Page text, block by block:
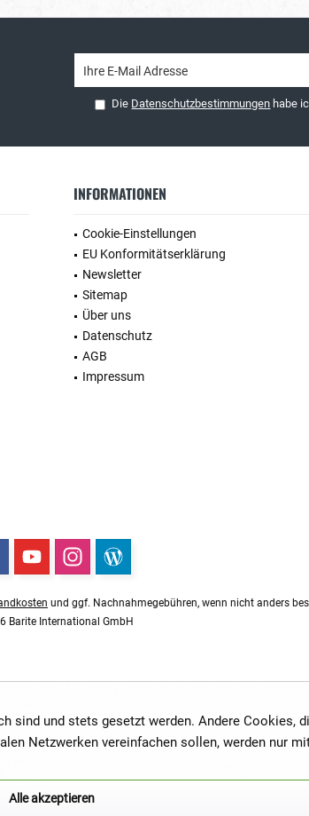
Die Datenschutzbestimmungen habe
INFORMATIONEN
Cookie-Einstellungen
EU Konformitätserklärung
Newsletter
Sitemap
Über uns
Datenschutz
AGB
Impressum
und ggf. Nachnahmegebühren, wenn nicht anders
Barite International GmbH
und stets gesetzt werden. Andere Cookies,
Netzwerken vereinfachen sollen, werden nur
Alle akzeptieren